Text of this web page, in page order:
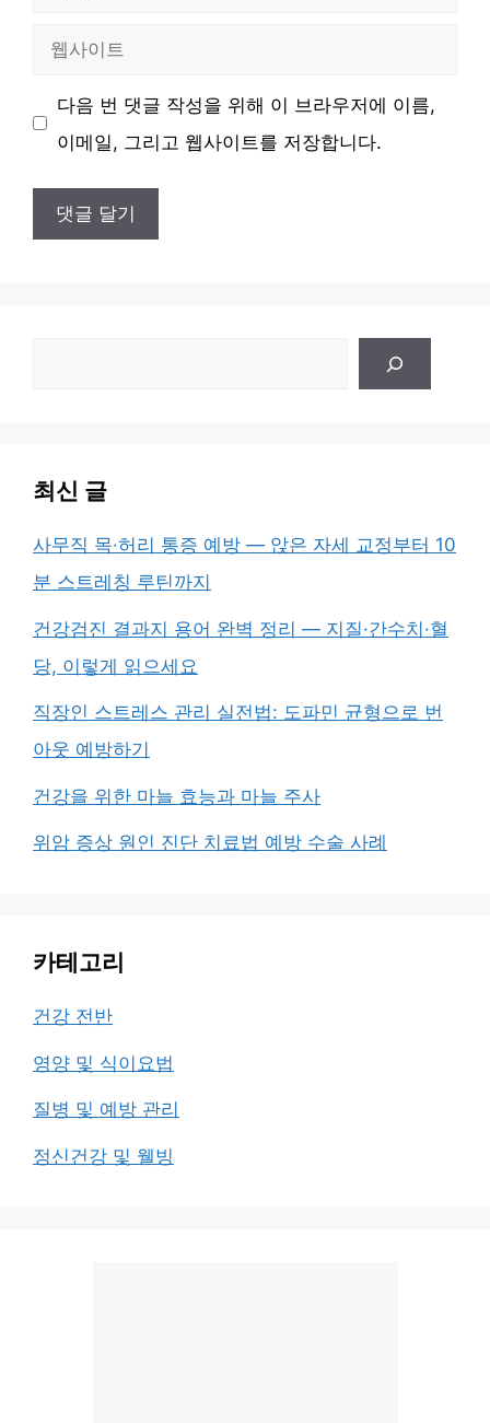
이 다음 번 댓글 작성을 위해 이 브라우저에 이름,
이메일, 그리고 웹사이트를 저장합니다.
최신 글
사무직 목·허리 통증 예방 — 앉은 자세 교정부터 10
분 스트레칭 루틴까지
건강검진 결과지 용어 완벽 정리 — 지질·간수치·혈
당, 이렇게 읽으세요
직장인 스트레스 관리 실전법: 도파민 균형으로 번
아웃 예방하기
건강을 위한 마늘 효능과 마늘 주사
위암 증상 원인 진단 치료법 예방 수술 사례
카테고리
건강 전반
영양 및 식이요법
질병 및 예방 관리
정신건강 및 웰빙